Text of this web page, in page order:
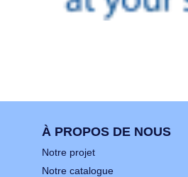
À PROPOS DE NOUS
Notre projet
Notre catalogue